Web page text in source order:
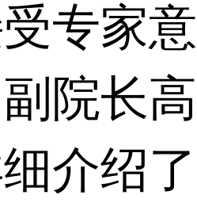
专家
院长
介绍